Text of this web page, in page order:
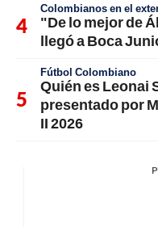
Colombianos en el
"De lo mejor de
llegó a Boca
Fútbol Colombiano
Quién es Leonai
presentado por
II 2026